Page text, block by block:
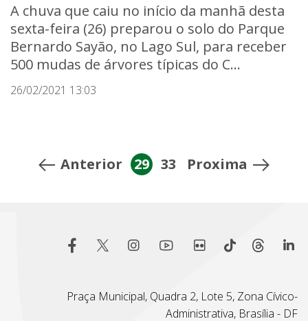
A chuva que caiu no início da manhã desta
sexta-feira (26) preparou o solo do Parque
Bernardo Sayão, no Lago Sul, para receber
500 mudas de árvores típicas do C...
26/02/2021 13:03
Anterior 29 33 Proxima
Praça Municipal, Quadra 2, Lote 5, Zona Cívico-
Administrativa, Brasília - DF